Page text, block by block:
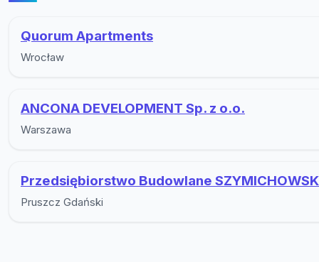
Quorum Apartments
Wrocław
ANCONA DEVELOPMENT Sp. z o.o.
Warszawa
Przedsiębiorstwo Budowlane
Pruszcz Gdański